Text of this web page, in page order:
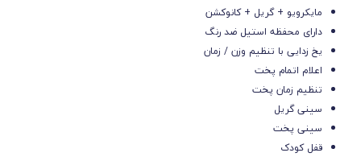
مایکرویو + گریل + کانوکشن
دارای محفظه استیل ضد رنگ
یخ زدایی با تنظیم وزن / زمان
اعلام اتمام پخت
تنظیم زمان پخت
سینی گریل
سینی پخت
قفل کودک